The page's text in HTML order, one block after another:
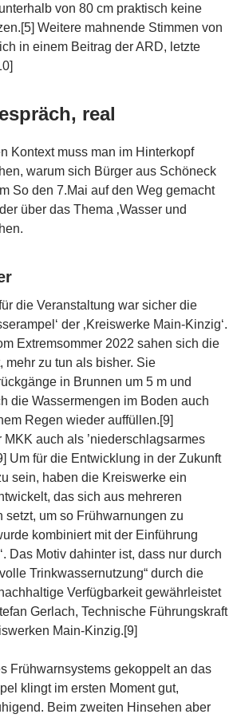
von 80 cm praktisch keine
Weitere mahnende Stimmen von
in einem Beitrag der ARD, letzte
real
Kontext muss man im Hinterkopf
warum sich Bürger aus Schöneck
So den 7.Mai auf den Weg gemacht
über das Thema ‚Wasser und
die Veranstaltung war sicher die
der ‚Kreiswerke Main-Kinzig‘.
Extremsommer 2022 sahen sich die
mehr zu tun als bisher. Sie
in Brunnen um 5 m und
die Wassermengen im Boden auch
Regen wieder auffüllen.[9]
auch als ’niederschlagsarmes
Um für die Entwicklung in der Zukunft
sein, haben die Kreiswerke ein
das sich aus mehreren
setzt, um so Frühwarnungen zu
kombiniert mit der Einführung
Das Motiv dahinter ist, dass nur durch
Trinkwassernutzung“ durch die
Verfügbarkeit gewährleistet
Gerlach, Technische Führungskraft
Main-Kinzig.[9]
Frühwarnsystems gekoppelt an das
klingt im ersten Moment gut,
Beim zweiten Hinsehen aber